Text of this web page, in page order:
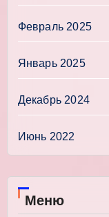
Февраль 2025
Январь 2025
Декабрь 2024
Июнь 2022
Меню